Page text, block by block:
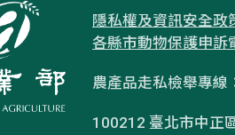
隱私權及資訊安全政
各縣市動物保護申訴
農產品走私檢舉專
100212 臺北市中正